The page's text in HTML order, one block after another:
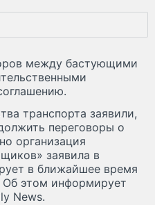
между бастующими
транспорта заявили,
переговоры о
организация
заявила в
в ближайшее время
Об этом информирует
News.